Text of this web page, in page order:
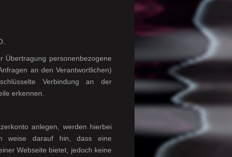
Übertragung personenbezogene
an den Verantwortlichen)
Verbindung an der
erkennen.
anlegen, werden hierbei
weise darauf hin, dass eine
Webseite bietet, jedoch keine